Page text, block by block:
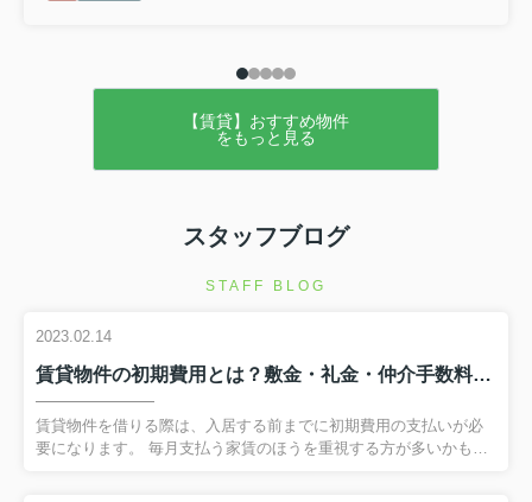
【賃貸】おすすめ物件
をもっと見る
スタッフブログ
STAFF BLOG
2023.02.14
賃貸物件の初期費用とは？敷金・礼金・仲介手数料について解説！
賃貸物件を借りる際は、入居する前までに初期費用の支払いが必
要になります。 毎月支払う家賃のほうを重視する方が多いかもし